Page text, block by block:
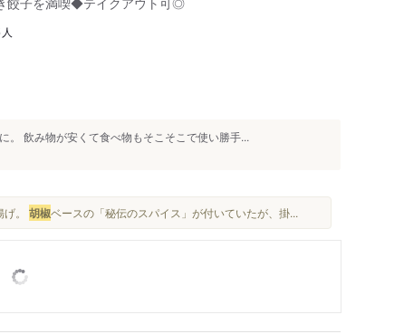
人
。 飲み物が安くて食べ物もそこそこで使い勝手...
。 胡椒ベースの「秘伝のスパイス」が付いていたが、掛...